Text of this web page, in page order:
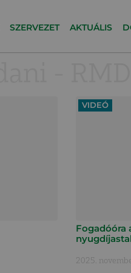
SZERVEZET AKTUÁLIS
VIDEÓ
Fogadóóra
2025.